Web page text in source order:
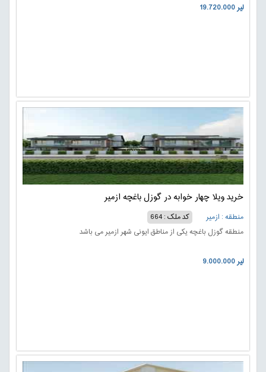
19.720.000 لیر
خرید ویلا چهار خوابه در گوزل باغچه ازمیر
منطقه : ازمیر
کد ملک : 664
منطقه گوزل باغچه یکی از مناطق ایونی شهر ازمیر می باشد
9.000.000 لیر